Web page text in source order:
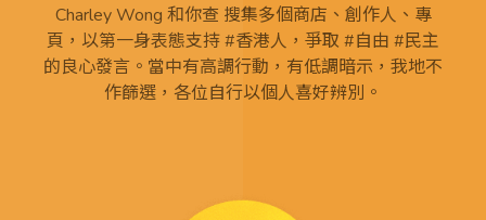
Charley Wong 和你查 搜集多個商店、創作人、專
頁，以第一身表態支持 #香港人，爭取 #自由 #民主
的良心發言。當中有高調行動，有低調暗示，我地不
作篩選，各位自行以個人喜好辨別。